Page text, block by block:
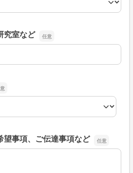
究室など
室など
望事項、ご伝達事項など
事項、ご伝達事項など